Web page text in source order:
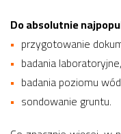
Do absolutnie
przygotowanie
badania laboratoryjne,
badania poziomu
sondowanie gruntu.